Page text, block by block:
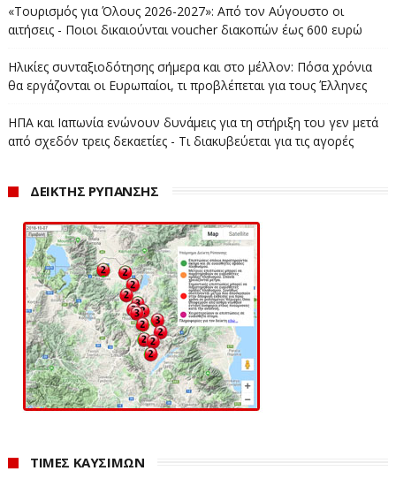
«Τουρισμός για Όλους 2026-2027»: Από τον Αύγουστο οι
αιτήσεις - Ποιοι δικαιούνται voucher διακοπών έως 600 ευρώ
Ηλικίες συνταξιοδότησης σήμερα και στο μέλλον: Πόσα χρόνια
θα εργάζονται οι Ευρωπαίοι, τι προβλέπεται για τους Έλληνες
ΗΠΑ και Ιαπωνία ενώνουν δυνάμεις για τη στήριξη του γεν μετά
από σχεδόν τρεις δεκαετίες - Τι διακυβεύεται για τις αγορές
ΔΕΙΚΤΗΣ ΡΥΠΑΝΣΗΣ
ΤΙΜΕΣ ΚΑΥΣΙΜΩΝ